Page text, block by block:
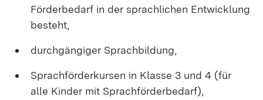
Förderbedarf in der sprachlichen Entwicklung
besteht,
durchgängiger Sprachbildung,
Sprachförderkursen in Klasse 3 und 4 (für
alle Kinder mit Sprachförderbedarf),